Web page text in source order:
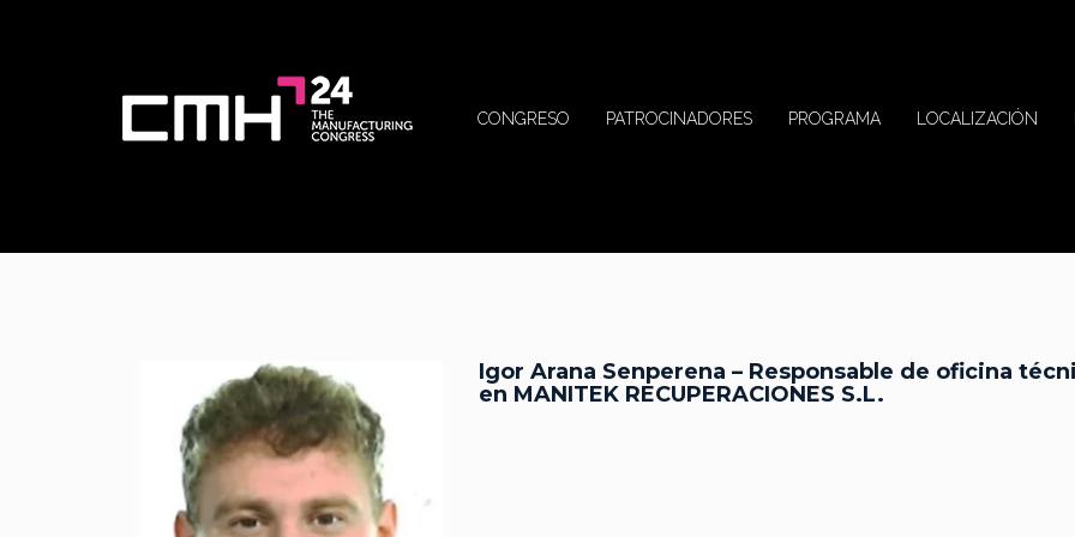
CONGRESO PATROCINADORES PROGRAMA LOCALIZACIÓN
Igor Arana Senperena – Responsable de oficina
en MANITEK RECUPERACIONES S.L.